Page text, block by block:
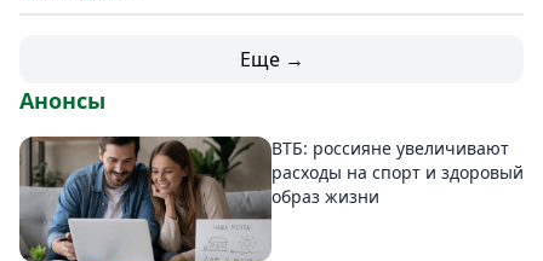
Еще →
Анонсы
ВТБ: россияне увеличивают
расходы на спорт и здоровый
образ жизни